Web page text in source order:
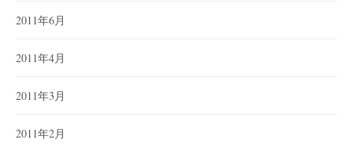
2011年6月
2011年4月
2011年3月
2011年2月